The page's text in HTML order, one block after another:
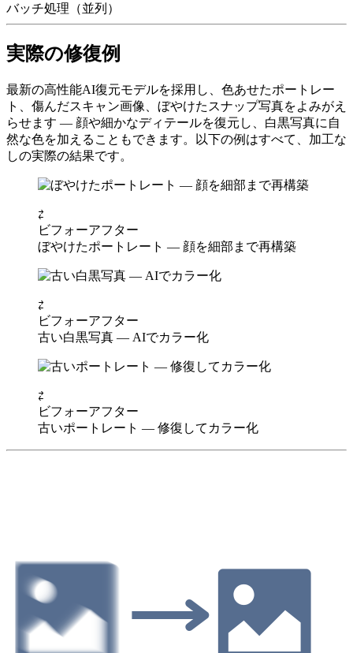
バッチ処理（並列）
実際の修復例
最新の高性能AI復元モデルを採用し、色あせたポートレー
ト、傷んだスキャン画像、ぼやけたスナップ写真をよみがえ
らせます — 顔や細かなディテールを復元し、白黒写真に自
然な色を加えることもできます。以下の例はすべて、加工な
しの実際の結果です。
⇄
ビフォーアフター
ぼやけたポートレート — 顔を細部まで再構築
⇄
ビフォーアフター
古い白黒写真 — AIでカラー化
⇄
ビフォーアフター
古いポートレート — 修復してカラー化